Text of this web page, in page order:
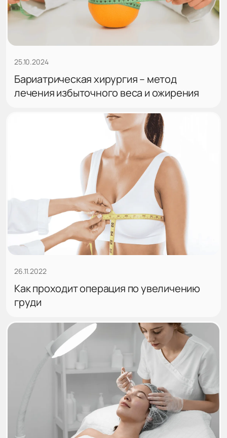
25.10.2024
Бариатрическая хирургия – метод
лечения избыточного веса и ожирения
26.11.2022
Как проходит операция по увеличению
груди